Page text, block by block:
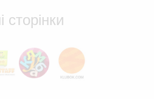
сторінки